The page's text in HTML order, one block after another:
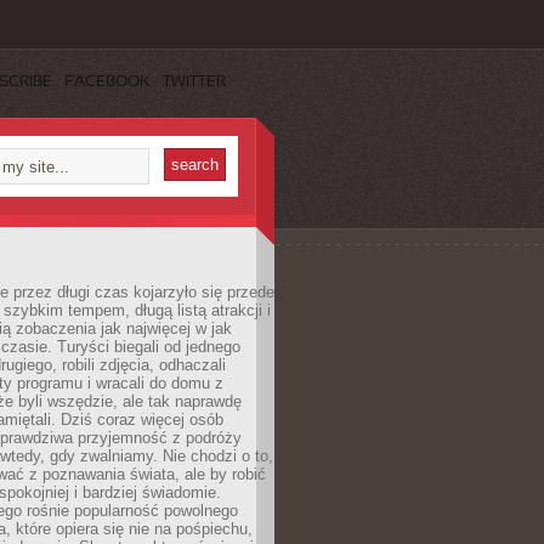
FACEBOOK TWITTER
przez długi czas kojarzyło się przede
tempem, długą listą atrakcji i
zobaczenia jak najwięcej w jak
Turyści biegali od jednego
robili zdjęcia, odhaczali
programu i wracali do domu z
byli wszędzie, ale tak naprawdę
Dziś coraz więcej osób
przyjemność z podróży
gdy zwalniamy. Nie chodzi o to,
z poznawania świata, ale by robić
i bardziej świadomie.
rośnie popularność powolnego
które opiera się nie na pośpiechu,